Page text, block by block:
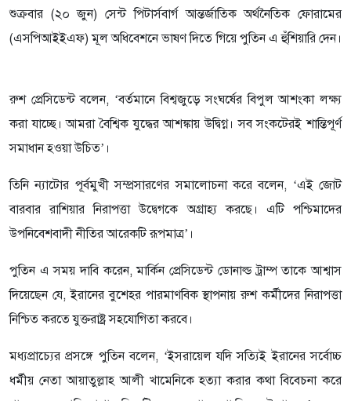
শুক্রবার (২০ জুন) সেন্ট পিটার্সবার্গ আন্তর্জাতিক অর্থনৈতিক ফোরামের
(এসপিআইইএফ) মূল অধিবেশনে ভাষণ দিতে গিয়ে পুতিন এ হুঁশিয়ারি দেন।
রুশ প্রেসিডেন্ট বলেন, ‘বর্তমানে বিশ্বজুড়ে সংঘর্ষের বিপুল আশংকা লক্ষ্য
করা যাচ্ছে। আমরা বৈশ্বিক যুদ্ধের আশঙ্কায় উদ্বিগ্ন। সব সংকটেরই শান্তিপূর্ণ
সমাধান হওয়া উচিত’।
তিনি ন্যাটোর পূর্বমুখী সম্প্রসারণের সমালোচনা করে বলেন, ‘এই জোট
বারবার রাশিয়ার নিরাপত্তা উদ্বেগকে অগ্রাহ্য করছে। এটি পশ্চিমাদের
উপনিবেশবাদী নীতির আরেকটি রূপমাত্র’।
পুতিন এ সময় দাবি করেন, মার্কিন প্রেসিডেন্ট ডোনাল্ড ট্রাম্প তাকে আশ্বাস
দিয়েছেন যে, ইরানের বুশেহর পারমাণবিক স্থাপনায় রুশ কর্মীদের নিরাপত্তা
নিশ্চিত করতে যুক্তরাষ্ট্র সহযোগিতা করবে।
মধ্যপ্রাচ্যের প্রসঙ্গে পুতিন বলেন, ‘ইসরায়েল যদি সত্যিই ইরানের সর্বোচ্চ
ধর্মীয় নেতা আয়াতুল্লাহ আলী খামেনিকে হত্যা করার কথা বিবেচনা করে